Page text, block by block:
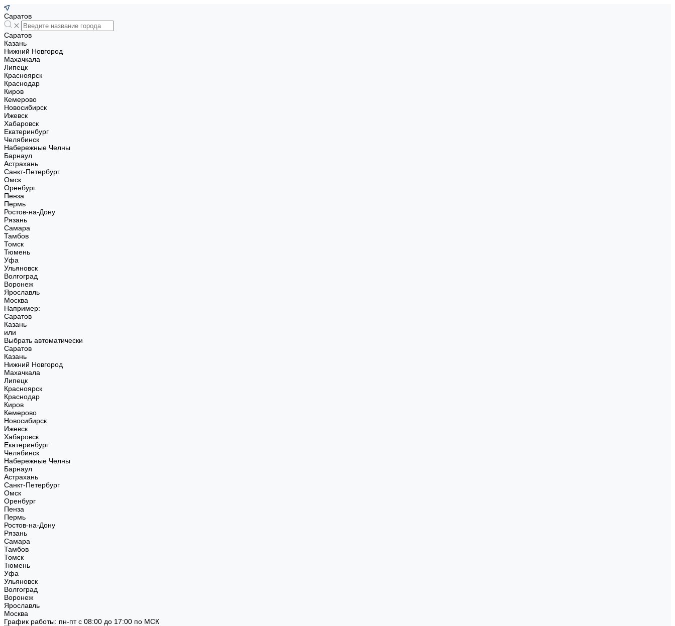
Саратов
Саратов
Казань
Нижний Новгород
Махачкала
Липецк
Красноярск
Краснодар
Киров
Кемерово
Новосибирск
Ижевск
Хабаровск
Екатеринбург
Челябинск
Набережные Челны
Барнаул
Астрахань
Санкт-Петербург
Омск
Оренбург
Пенза
Пермь
Ростов-на-Дону
Рязань
Самара
Тамбов
Томск
Тюмень
Уфа
Ульяновск
Волгоград
Воронеж
Ярославль
Москва
Например:
Саратов
Казань
или
Выбрать автоматически
Саратов
Казань
Нижний Новгород
Махачкала
Липецк
Красноярск
Краснодар
Киров
Кемерово
Новосибирск
Ижевск
Хабаровск
Екатеринбург
Челябинск
Набережные Челны
Барнаул
Астрахань
Санкт-Петербург
Омск
Оренбург
Пенза
Пермь
Ростов-на-Дону
Рязань
Самара
Тамбов
Томск
Тюмень
Уфа
Ульяновск
Волгоград
Воронеж
Ярославль
Москва
График работы: пн-пт с 08:00 до 17:00 по МСК